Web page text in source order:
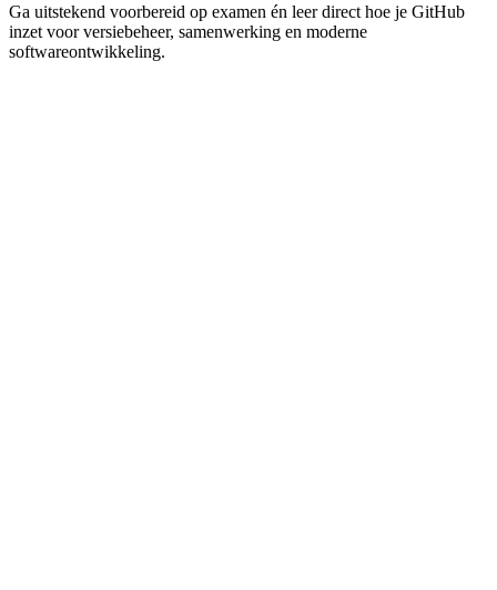
Ga uitstekend voorbereid op examen én leer direct hoe je GitHub
inzet voor versiebeheer, samenwerking en moderne
softwareontwikkeling.